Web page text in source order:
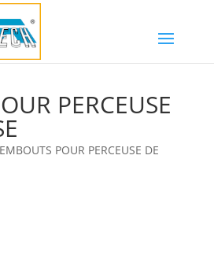
PERCEUSE
POUR PERCEUSE DE